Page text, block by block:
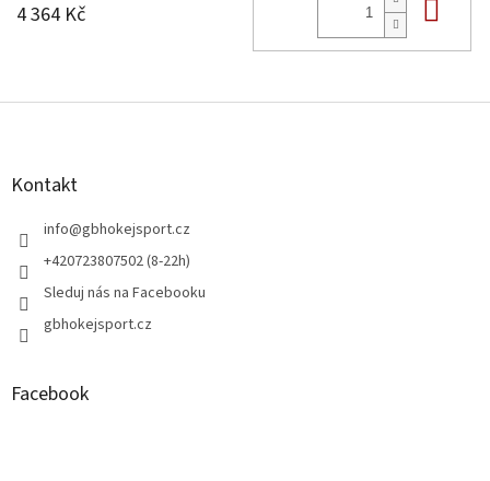
4 364 Kč
Z
Kontakt
info@gbhokejsport.cz
+420723807502 (8-22h)
Sleduj nás na Facebooku
gbhokejsport.cz
Facebook